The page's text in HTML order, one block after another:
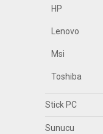
HP
Lenovo
Msi
Toshiba
Stick PC
Sunucu